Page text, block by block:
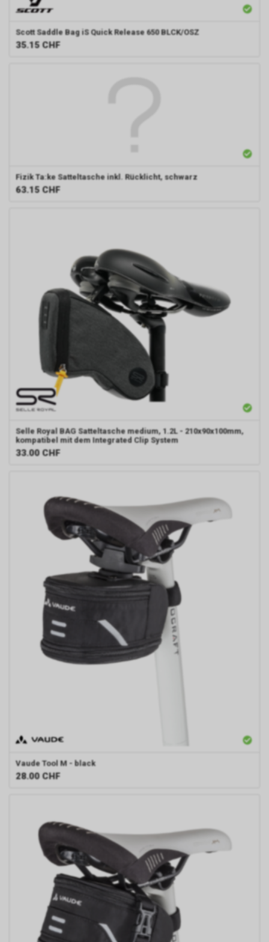
Scott Saddle Bag iS Quick Release 650 BLCK/OSZ
35.15 CHF
Fizik Ta:ke Satteltasche inkl. Rücklicht, schwarz
63.15 CHF
Selle Royal BAG Satteltasche medium, 1.2L - 210x90x100mm,
kompatibel mit dem Integrated Clip System
33.00 CHF
Vaude Tool M - black
28.00 CHF